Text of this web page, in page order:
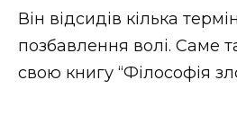
ЗАКАРПАТСЬКІ
Він відсидів кілька
позбавлення волі. Саме
свою книгу “Філософія